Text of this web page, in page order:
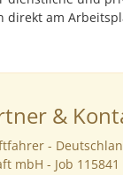
direkt am
&
-
mbH - Job 115841